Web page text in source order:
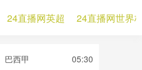
24直播网英超 24直播网世界
巴西甲 05:30